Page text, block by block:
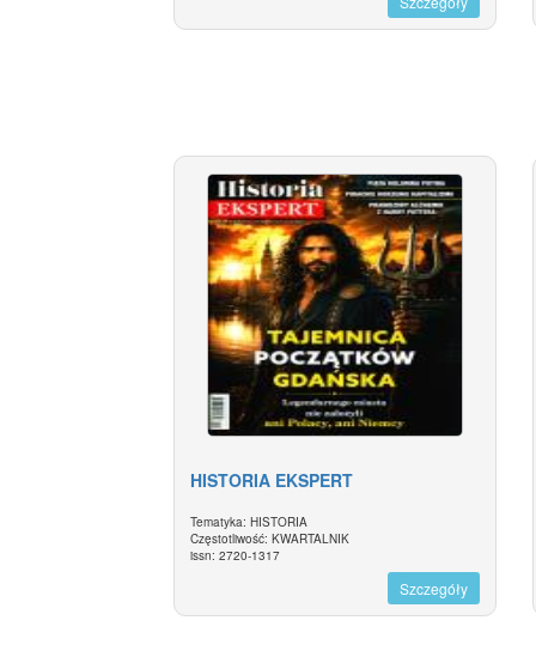
HISTORIA EKSPERT
Tematyka: HISTORIA
Częstotliwość: KWARTALNIK
issn: 2720-1317
Szczegóły